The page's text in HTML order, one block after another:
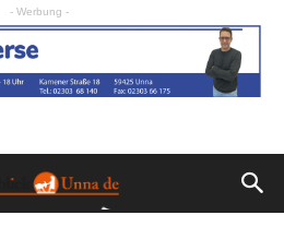
- Werbung -